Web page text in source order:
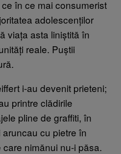
în ce mai consumerist
adolescenților
viața asta liniștită în
reale. Puștii
i-au devenit prieteni;
printre clădirile
pline de graffiti, în
cu pietre în
nimănui nu-i păsa.